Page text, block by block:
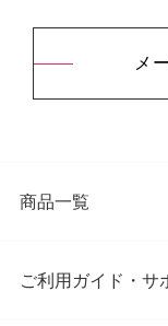
メ
商品一覧
ご利用ガイド・サ